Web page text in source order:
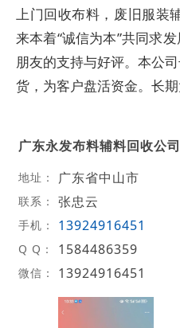
上门回收布料，废旧服装
来本着“诚信为本”共同求
朋友的支持与好评。本公
货，为客户盘活资金。长期
广东永发布料辅料回收公司
地址： 广东省中山市
联系： 张忠云
手机： 13924916451
Q Q： 1584486359
微信： 13924916451